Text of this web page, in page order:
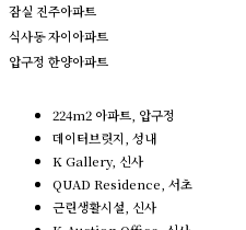
잠실 진주아파트
식사동 자이아파트
압구정 한양아파트
224m2 아파트, 압구정
데이터브릿지, 성내
K Gallery, 신사
QUAD Residence, 서초
근린생활시설, 신사